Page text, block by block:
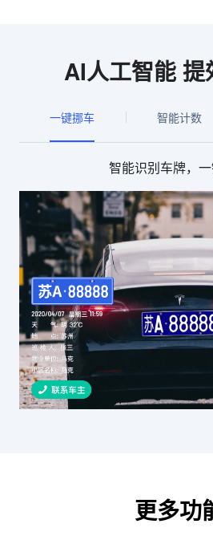
AI人工智能 提
一键挪车 智能计数
智能识别车牌，
更多功